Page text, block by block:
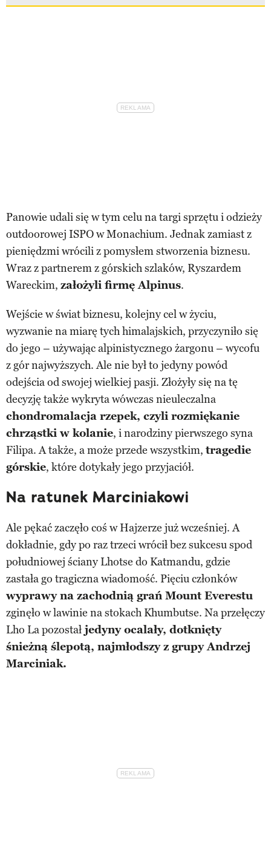
Panowie udali się w tym celu na targi sprzętu i odzieży
outdoorowej ISPO w Monachium. Jednak zamiast z
pieniędzmi wrócili z pomysłem stworzenia biznesu.
Wraz z partnerem z górskich szlaków, Ryszardem
Wareckim, założyli firmę Alpinus.
Wejście w świat biznesu, kolejny cel w życiu,
wyzwanie na miarę tych himalajskich, przyczyniło się
do jego – używając alpinistycznego żargonu – wycofu
z gór najwyższych. Ale nie był to jedyny powód
odejścia od swojej wielkiej pasji. Złożyły się na tę
decyzję także wykryta wówczas nieuleczalna
chondromalacja rzepek, czyli rozmiękanie
chrząstki w kolanie, i narodziny pierwszego syna
Filipa. A także, a może przede wszystkim, tragedie
górskie, które dotykały jego przyjaciół.
Na ratunek Marciniakowi
Ale pękać zaczęło coś w Hajzerze już wcześniej. A
dokładnie, gdy po raz trzeci wrócił bez sukcesu spod
południowej ściany Lhotse do Katmandu, gdzie
zastała go tragiczna wiadomość. Pięciu członków
wyprawy na zachodnią grań Mount Everestu
zginęło w lawinie na stokach Khumbutse. Na przełęczy
Lho La pozostał jedyny ocalały, dotknięty
śnieżną ślepotą, najmłodszy z grupy Andrzej
Marciniak.